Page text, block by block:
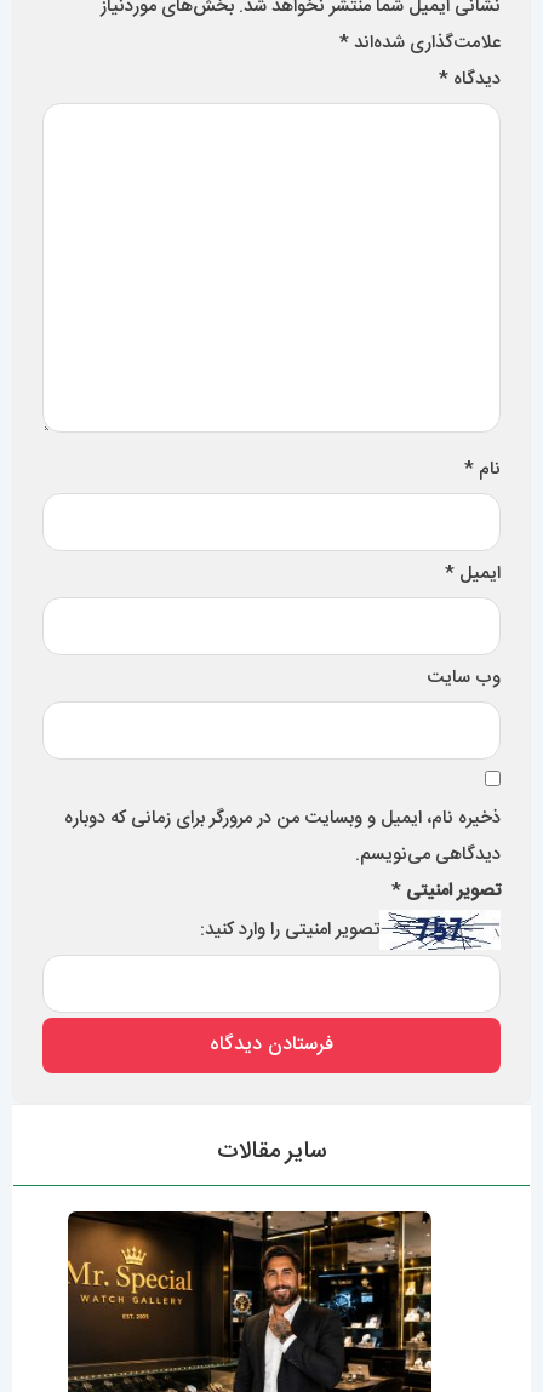
نشانی ایمیل شما منتشر نخواهد شد. بخش‌های موردنیاز
علامت‌گذاری شده‌اند*
دیدگاه *
نام *
ایمیل *
وب‌ سایت
ذخیره نام، ایمیل و وبسایت من در مرورگر برای زمانی که دوباره
دیدگاهی می‌نویسم.
تصویر امنیتی *
تصویر امنیتی را وارد کنید:
سایر مقالات